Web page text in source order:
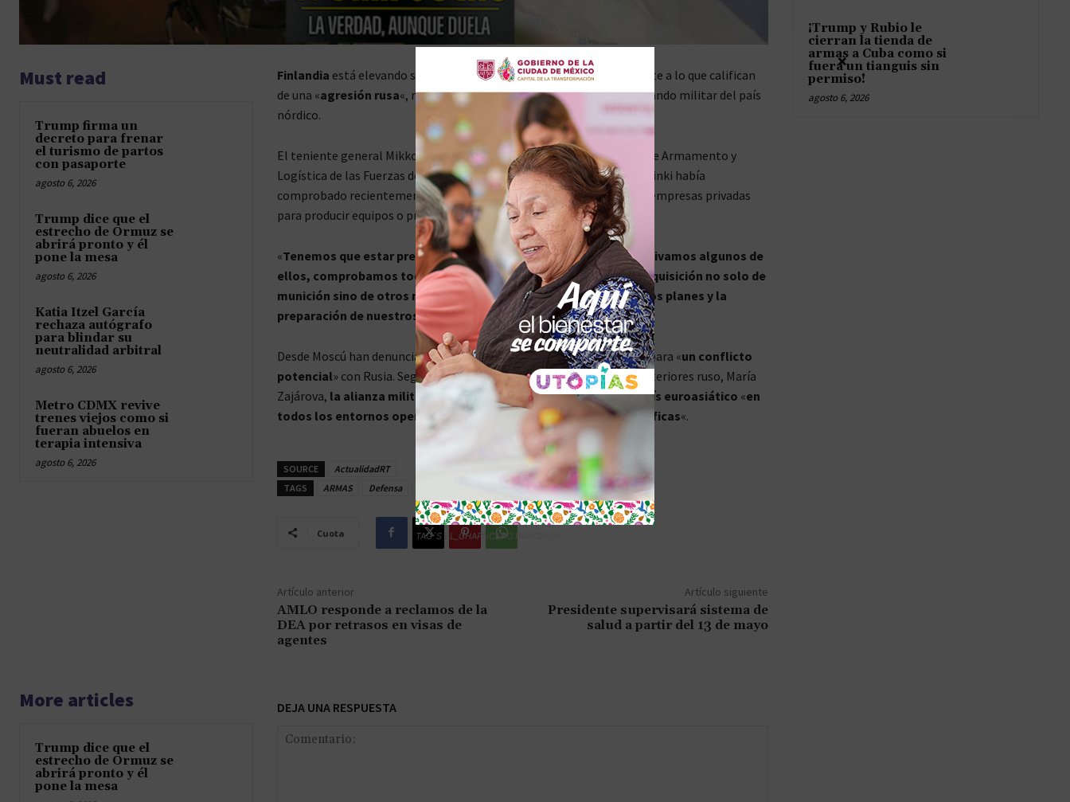
Must read
Trump firma un
decreto para frenar
el turismo de partos
con pasaporte
agosto 6, 2026
Trump dice que el
estrecho de Ormuz se
abrirá pronto y él
pone la mesa
agosto 6, 2026
Katia Itzel García
rechaza autógrafo
para blindar su
neutralidad arbitral
agosto 6, 2026
Metro CDMX revive
trenes viejos como si
fueran abuelos en
terapia intensiva
agosto 6, 2026
Finlandia está elevando su nivel de preparación para el combate frente a lo que califican
de una «agresión rusa«, reportó Financial Times citando a un alto mando militar del país
nórdico.
El teniente general Mikko Heiskanen, jefe adjunto del Estado Mayor de Armamento y
Logística de las Fuerzas de Defensa finlandesas, declaró a FT que Helsinki había
comprobado recientemente los más de 1.000 acuerdos que tiene con empresas privadas
para producir equipos o prestar servicios en tiempos de guerra.
«Tenemos que estar preparados para una crisis a largo plazo, Activamos algunos de
ellos, comprobamos todos los acuerdos, pusimos a prueba la adquisición no solo de
munición sino de otros materiales. Estamos poniendo a prueba los planes y la
preparación de nuestros socios estratégicos«.
Desde Moscú han denunciado recientemente que la OTAN se prepara para «un conflicto
potencial» con Rusia. Según la portavoz del Ministerio de Asuntos Exteriores ruso, María
Zajárova, la alianza militar inició «una guerra híbrida» contra el país euroasiático «en
todos los entornos operativos y en todas las direcciones geográficas«.
SOURCE
ActualidadRT
TAGS
ARMAS Defensa RUSIA
Cuota
Artículo anterior
AMLO responde a reclamos de la
DEA por retrasos en visas de
agentes
Artículo siguiente
Presidente supervisará sistema de
salud a partir del 13 de mayo
More articles
Trump dice que el
estrecho de Ormuz se
abrirá pronto y él
pone la mesa
DEJA UNA RESPUESTA
¡Trump y Rubio le
cierran la tienda de
armas a Cuba como si
fuera un tianguis sin
permiso!
agosto 6, 2026
TAG´S EL_CHAPUCERO PARK&RIDE
×